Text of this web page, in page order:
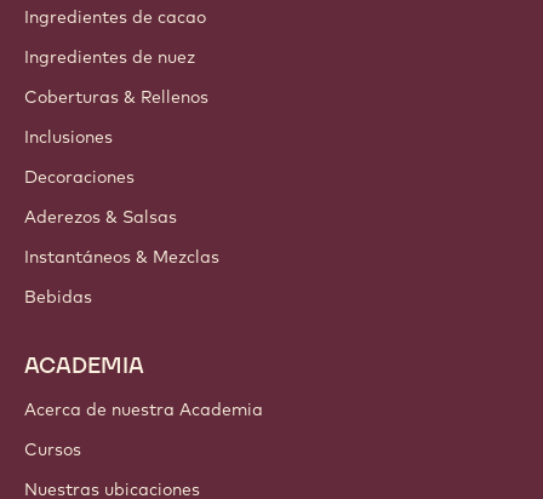
Ingredientes de cacao
Ingredientes de nuez
Coberturas & Rellenos
Inclusiones
Decoraciones
Aderezos & Salsas
Instantáneos & Mezclas
Bebidas
ACADEMIA
Acerca de nuestra Academia
Cursos
Nuestras ubicaciones